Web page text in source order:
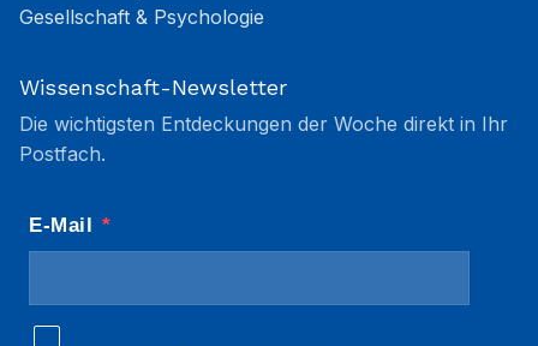
Gesellschaft & Psychologie
Wissenschaft-Newsletter
Die wichtigsten Entdeckungen der Woche direkt in Ihr
Postfach.